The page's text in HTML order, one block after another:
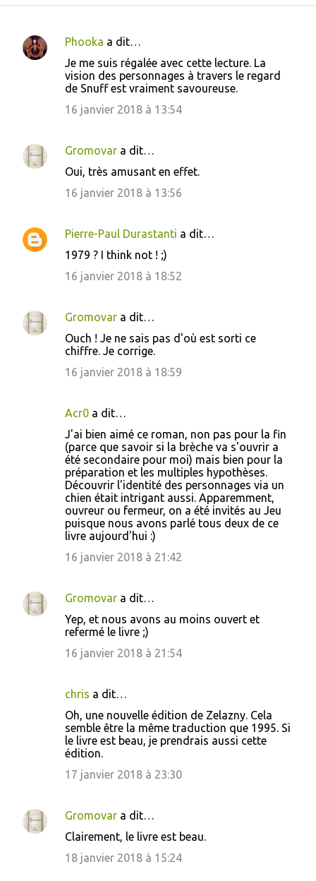
C
n
t
r
e
Phooka a dit…
Je me suis régalée avec cette lecture. La
vision des personnages à travers le regard
de Snuff est vraiment savoureuse.
16 janvier 2018 à 13:54
Gromovar a dit…
Oui, très amusant en effet.
16 janvier 2018 à 13:56
Pierre-Paul Durastanti a dit…
1979 ? I think not ! ;)
16 janvier 2018 à 18:52
Gromovar a dit…
Ouch ! Je ne sais pas d'où est sorti ce
chiffre. Je corrige.
16 janvier 2018 à 18:59
Acr0 a dit…
J'ai bien aimé ce roman, non pas pour la fin
(parce que savoir si la brèche va s'ouvrir a
été secondaire pour moi) mais bien pour la
préparation et les multiples hypothèses.
Découvrir l'identité des personnages via un
chien était intrigant aussi. Apparemment,
ouvreur ou fermeur, on a été invités au Jeu
puisque nous avons parlé tous deux de ce
livre aujourd'hui :)
16 janvier 2018 à 21:42
Gromovar a dit…
Yep, et nous avons au moins ouvert et
refermé le livre ;)
16 janvier 2018 à 21:54
chris a dit…
Oh, une nouvelle édition de Zelazny. Cela
semble être la même traduction que 1995. Si
le livre est beau, je prendrais aussi cette
édition.
17 janvier 2018 à 23:30
Gromovar a dit…
Clairement, le livre est beau.
18 janvier 2018 à 15:24